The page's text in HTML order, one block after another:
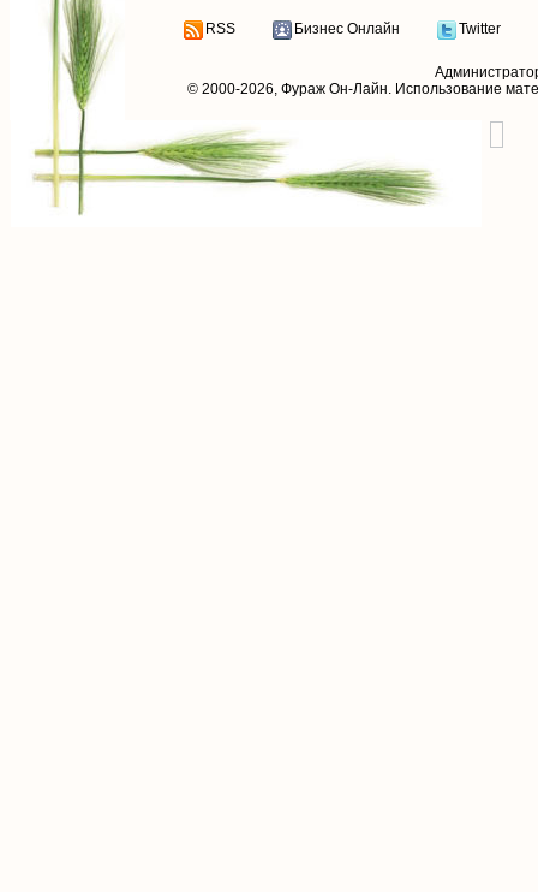
RSS Бизнес Онлайн Twitter
© 2000-2026, Фураж Он-Лайн. Использование